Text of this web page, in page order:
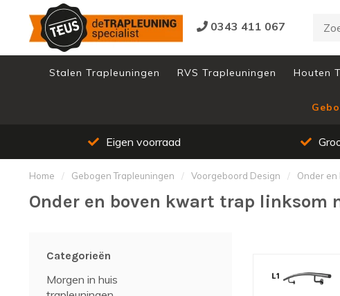
0343 411 067
Stalen Trapleuningen RVS Trapleuningen Houten
Eigen voorraad
Home / Gebogen Trapleuningen / Voorgeboord Design / Onder
Onder en boven kwart trap linksom
Categorieën
Morgen in huis